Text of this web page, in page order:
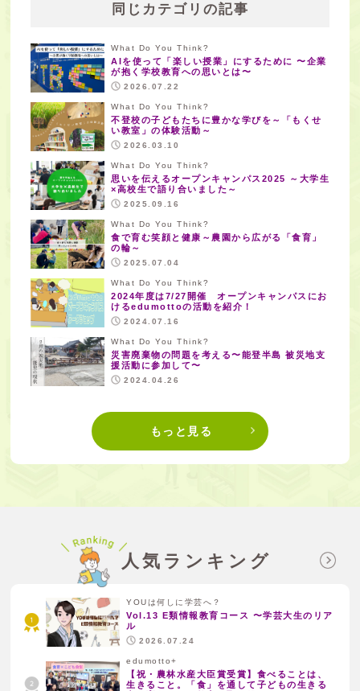
同じカテゴリの記事
What Do You Think?
AIを使って「楽しい授業」にするために 〜企業
が抱く学校教育への思いとは〜
2026.07.22
What Do You Think?
不登校の子どもたちに豊かな学びを～「もくせ
い教室」の体験活動～
2026.03.10
What Do You Think?
思いを伝えるオープンキャンパス2025 ～大学生
×高校生で語り合いました～
2025.09.16
What Do You Think?
食で育む笑顔と健康～農園から広がる「食育」
の輪～
2025.07.04
What Do You Think?
2024年度は7/27開催 オープンキャンパスにお
けるedumottoの活動を紹介！
2024.07.16
What Do You Think?
災害廃棄物の問題を考える〜能登半島 被災地支
援活動に参加して〜
2024.04.26
もっと見る
人気ランキング
YOUは何しに学芸へ？
Vol.13 E類情報教育コース 〜学芸大生のリア
ル
2026.07.24
edumotto+
【祝・農林水産大臣賞受賞】食べることは、
生きること。「食」を通して子どもの生きる